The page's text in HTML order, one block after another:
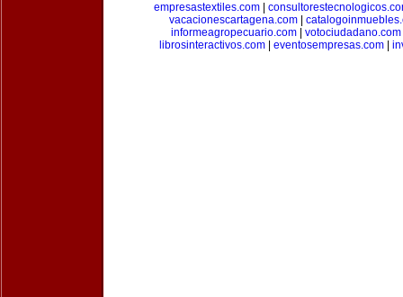
empresastextiles.com|
vacacionescartagena.com
informeagropecuario.com| votociudadano.com
librosinteractivos.com| eventosempresas.com|